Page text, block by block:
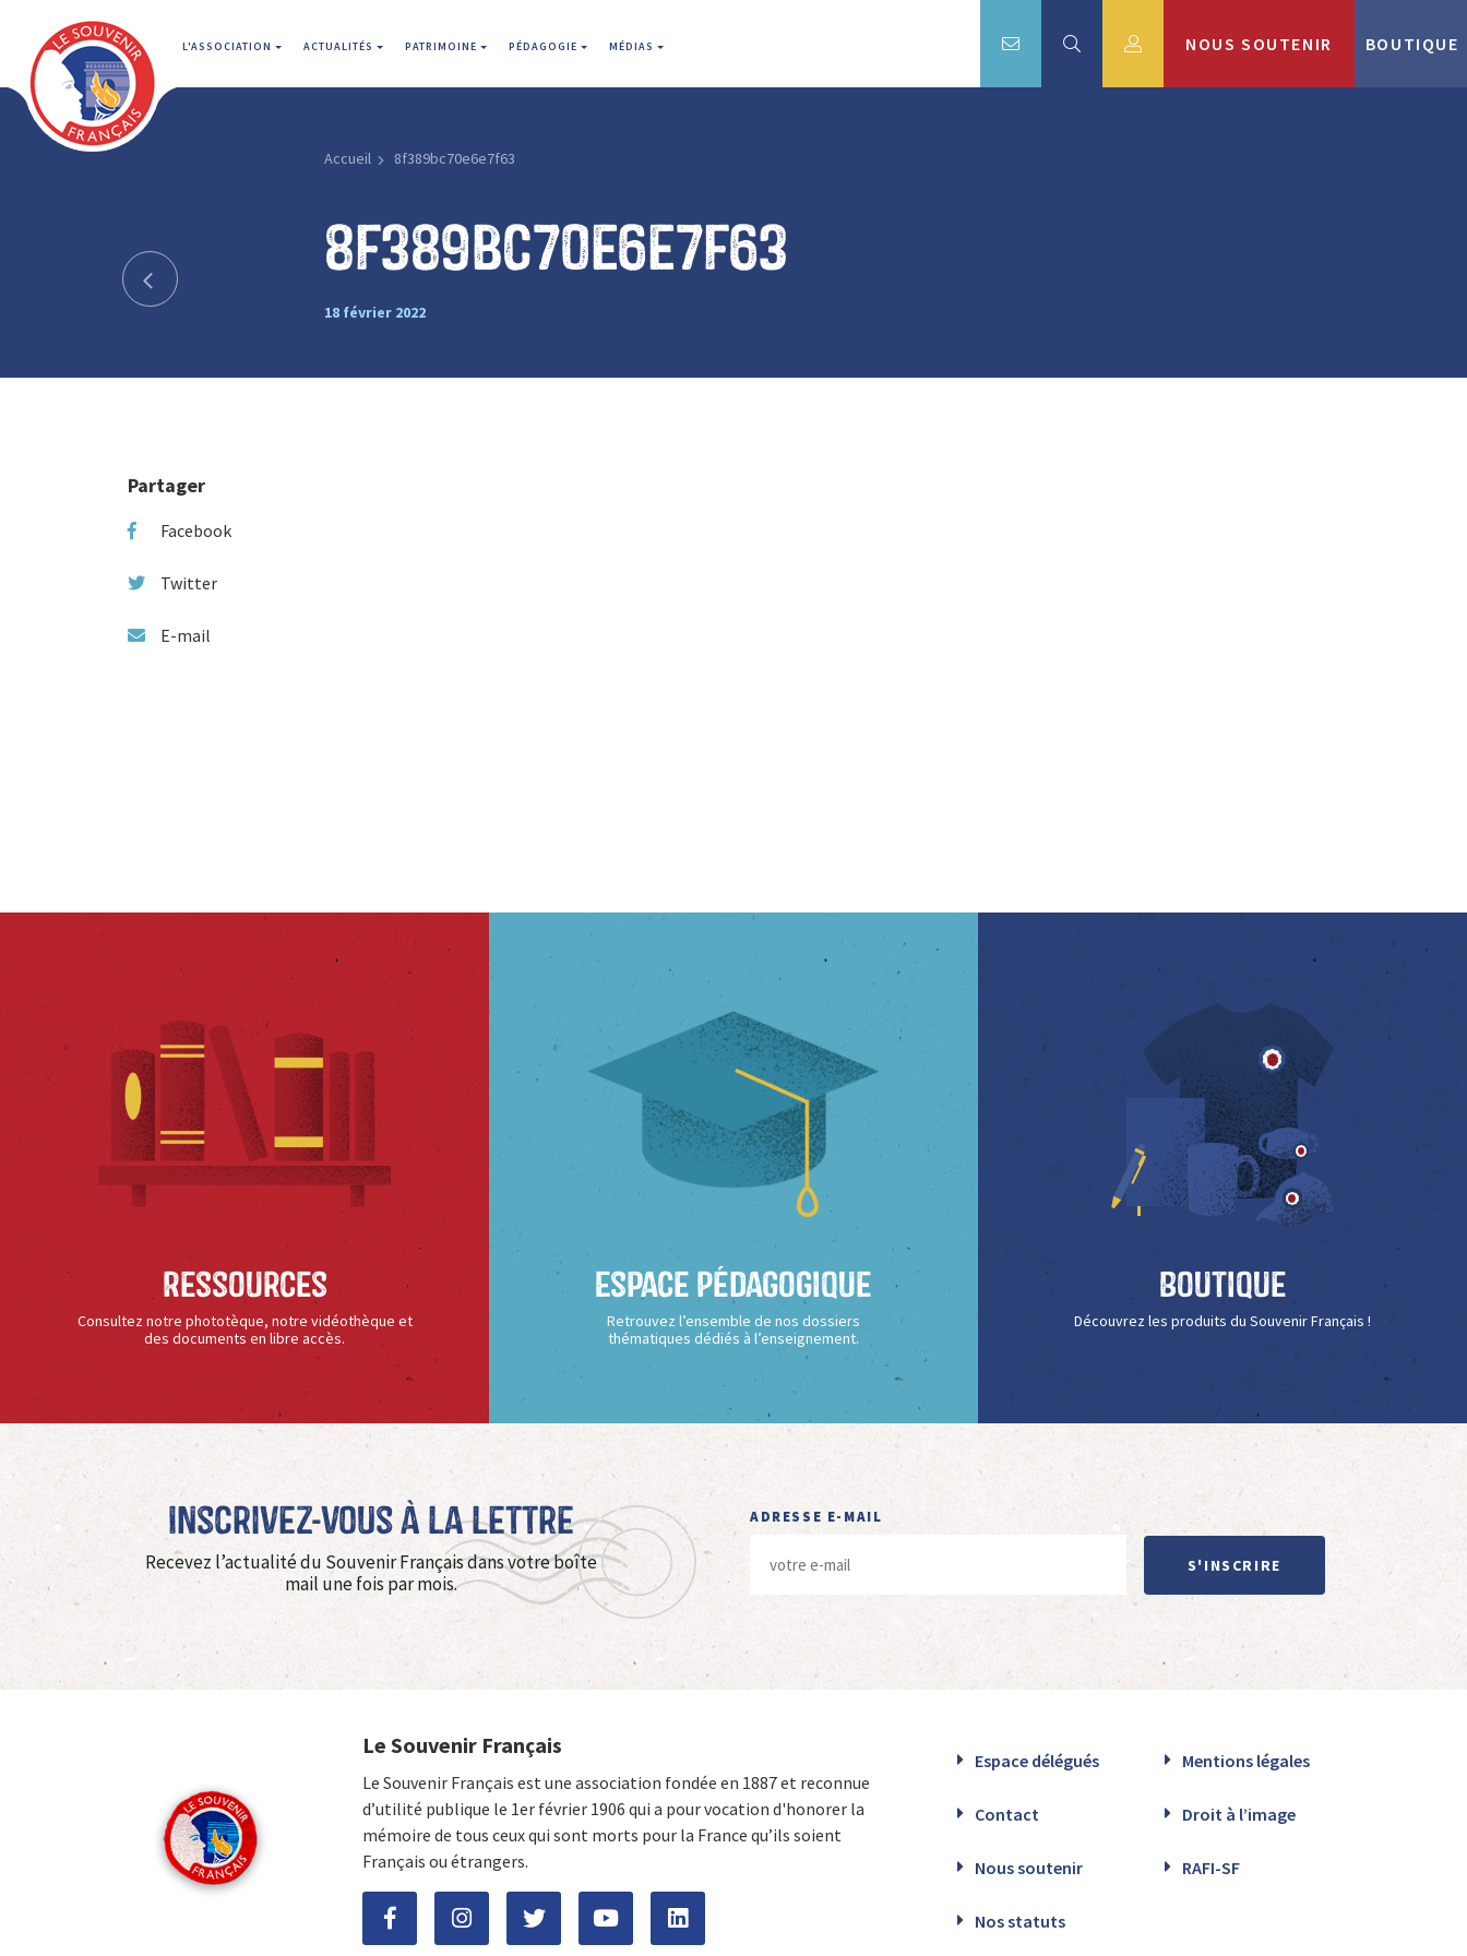
L'ASSOCIATION ACTUALITÉS PATRIMOINE PÉDAGOGIE MÉDIAS NOUS SOUTENIR BOUTIQUE
Accueil 8f389bc70e6e7f63
8f389bc70e6e7f63
18 février 2022
Partager
Facebook
Twitter
E-mail
Ressources
Consultez notre phototèque, notre vidéothèque et
des documents en libre accès.
Espace Pédagogique
Retrouvez l’ensemble de nos dossiers
thématiques dédiés à l’enseignement.
Boutique
Découvrez les produits du Souvenir Français !
Inscrivez-vous à La Lettre
Recevez l’actualité du Souvenir Français dans votre boîte
mail une fois par mois.
ADRESSE E-MAIL
S'INSCRIRE
Le Souvenir Français
Le Souvenir Français est une association fondée en 1887 et reconnue
d’utilité publique le 1er février 1906 qui a pour vocation d'honorer la
mémoire de tous ceux qui sont morts pour la France qu’ils soient
Français ou étrangers.
Espace délégués Mentions légales
Contact Droit à l’image
Nous soutenir RAFI-SF
Nos statuts